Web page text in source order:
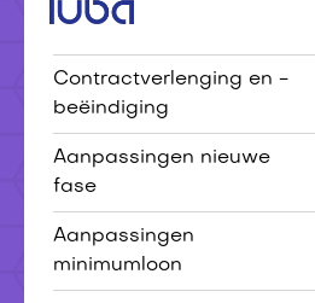
Luba
Contractverlenging en -
beëindiging
Aanpassingen nieuwe
fase
Aanpassingen
minimumloon